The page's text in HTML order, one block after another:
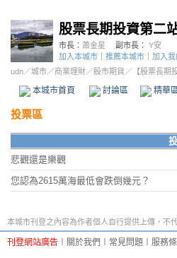
股票長期投資第二
市長： 蕭金星 副市長： Y安
加入本城市
推薦本城市 加入我
udn／城市／商業理財／股市期貨 ／ 【股票長期
本城市首頁 討論區 精華
投票區
悲觀還是樂觀
您認為2615萬海最低會跌倒幾元？
本城市刊登之內容為作者個人自行提供上傳，不
刊登網站廣告 關於我們 常見問題 服務